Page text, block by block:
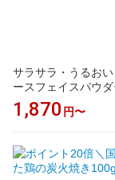
サラサラ・うるお
ースフェイスパウ
1,870 円〜